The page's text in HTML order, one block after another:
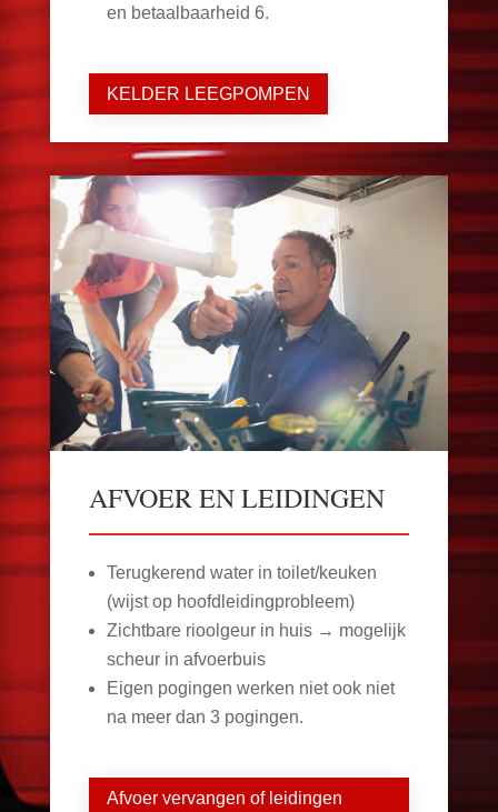
en betaalbaarheid 6.
KELDER LEEGPOMPEN
AFVOER EN LEIDINGEN
Terugkerend water in toilet/keuken
(wijst op hoofdleidingprobleem)
Zichtbare rioolgeur in huis → mogelijk
scheur in afvoerbuis
Eigen pogingen werken niet ook niet
na meer dan 3 pogingen.
Afvoer vervangen of leidingen